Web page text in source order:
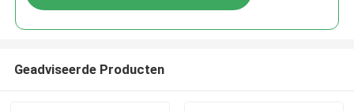
Geadviseerde Producten